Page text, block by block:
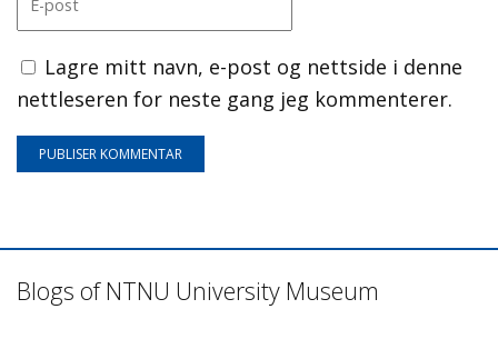
Lagre mitt navn, e-post og nettside i denne
nettleseren for neste gang jeg kommenterer.
Blogs of NTNU University Museum